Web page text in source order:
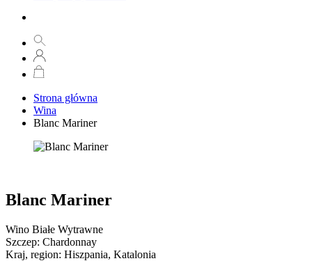
Strona główna
Wina
Blanc Mariner
Blanc Mariner
Wino Białe Wytrawne
Szczep: Chardonnay
Kraj, region: Hiszpania, Katalonia